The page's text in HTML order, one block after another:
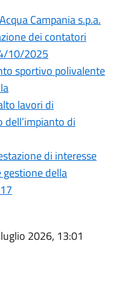
Campania s.p.a.
dei contatori
10/2025
sportivo polivalente
lavori di
di
di interesse
gestione della
2026, 13:01